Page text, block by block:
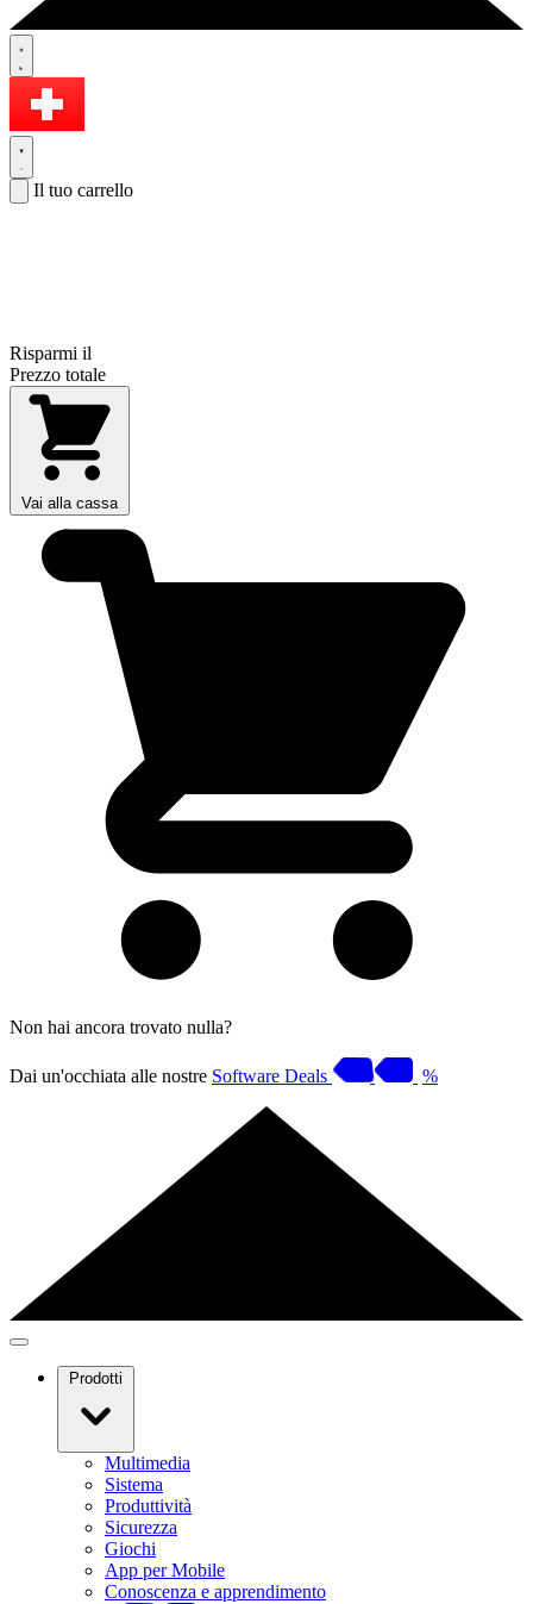
Il tuo carrello
Risparmi il
Prezzo totale
Vai alla cassa
Non hai ancora trovato nulla?
Dai un'occhiata alle nostre Software Deals %
Prodotti
Multimedia
Sistema
Produttività
Sicurezza
Giochi
App per Mobile
Conoscenza e apprendimento